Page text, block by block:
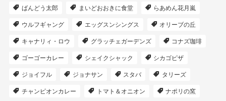
ばんどう太郎 まいどおおきに食堂 らあめん花月嵐
ウルフギャング エッグスンシングス オリーブの丘
キャナリィ・ロウ グラッチェガーデンズ コナズ珈琲
ゴーゴーカレー シェイクシャック シカゴピザ
ジョイフル ジョナサン スタバ タリーズ
チャンピオンカレー トマト＆オニオン ナポリの窯